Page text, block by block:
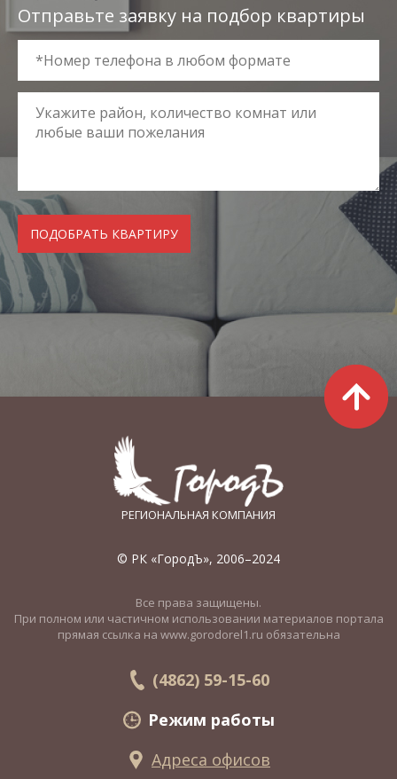
Отправьте заявку на подбор квартиры
РЕГИОНАЛЬНАЯ КОМПАНИЯ
© РК «ГородЪ», 2006–2024
Все права защищены.
При полном или частичном использовании материалов портала
прямая ссылка на www.gorodorel1.ru обязательна
(4862) 59-15-60
Режим работы
Адреса офисов